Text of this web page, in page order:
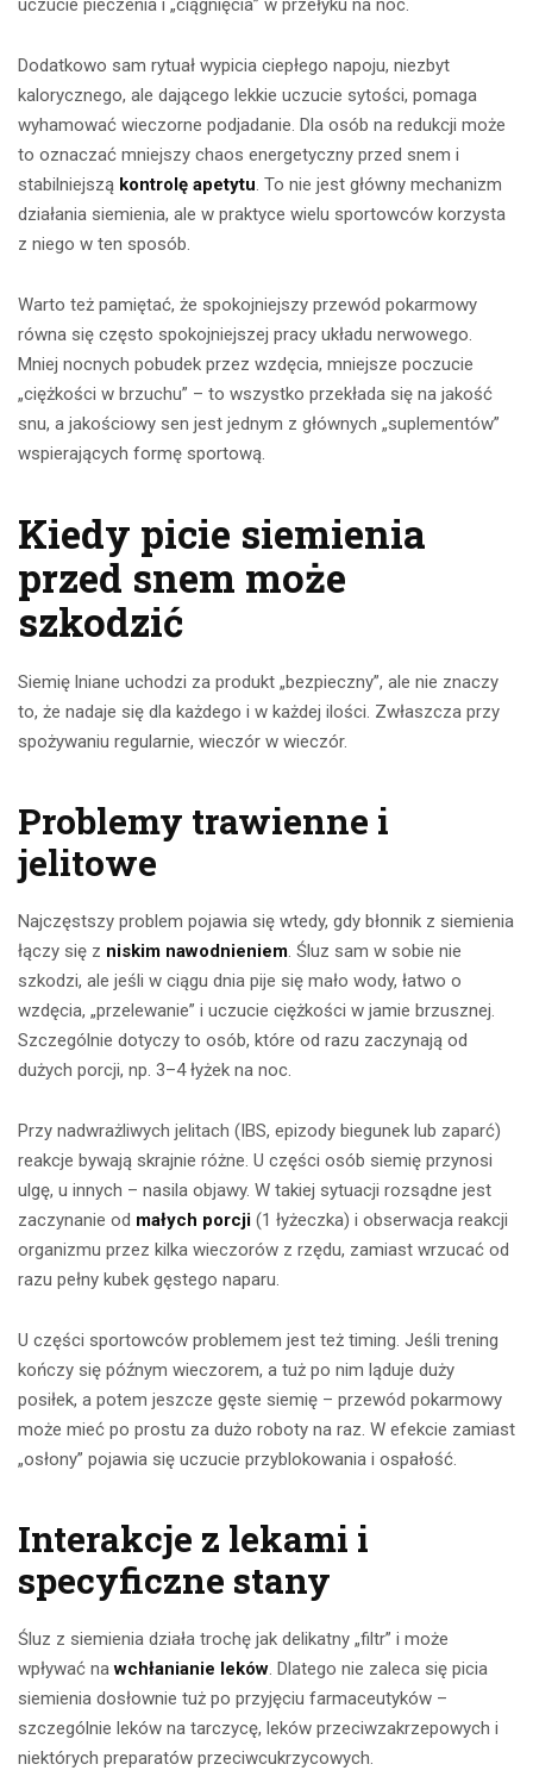
uczucie pieczenia i „ciągnięcia” w przełyku na noc.
Dodatkowo sam rytuał wypicia ciepłego napoju, niezbyt
kalorycznego, ale dającego lekkie uczucie sytości, pomaga
wyhamować wieczorne podjadanie. Dla osób na redukcji może
to oznaczać mniejszy chaos energetyczny przed snem i
stabilniejszą kontrolę apetytu. To nie jest główny mechanizm
działania siemienia, ale w praktyce wielu sportowców korzysta
z niego w ten sposób.
Warto też pamiętać, że spokojniejszy przewód pokarmowy
równa się często spokojniejszej pracy układu nerwowego.
Mniej nocnych pobudek przez wzdęcia, mniejsze poczucie
„ciężkości w brzuchu” – to wszystko przekłada się na jakość
snu, a jakościowy sen jest jednym z głównych „suplementów”
wspierających formę sportową.
Kiedy picie siemienia
przed snem może
szkodzić
Siemię lniane uchodzi za produkt „bezpieczny”, ale nie znaczy
to, że nadaje się dla każdego i w każdej ilości. Zwłaszcza przy
spożywaniu regularnie, wieczór w wieczór.
Problemy trawienne i
jelitowe
Najczęstszy problem pojawia się wtedy, gdy błonnik z siemienia
łączy się z niskim nawodnieniem. Śluz sam w sobie nie
szkodzi, ale jeśli w ciągu dnia pije się mało wody, łatwo o
wzdęcia, „przelewanie” i uczucie ciężkości w jamie brzusznej.
Szczególnie dotyczy to osób, które od razu zaczynają od
dużych porcji, np. 3–4 łyżek na noc.
Przy nadwrażliwych jelitach (IBS, epizody biegunek lub zaparć)
reakcje bywają skrajnie różne. U części osób siemię przynosi
ulgę, u innych – nasila objawy. W takiej sytuacji rozsądne jest
zaczynanie od małych porcji (1 łyżeczka) i obserwacja reakcji
organizmu przez kilka wieczorów z rzędu, zamiast wrzucać od
razu pełny kubek gęstego naparu.
U części sportowców problemem jest też timing. Jeśli trening
kończy się późnym wieczorem, a tuż po nim ląduje duży
posiłek, a potem jeszcze gęste siemię – przewód pokarmowy
może mieć po prostu za dużo roboty na raz. W efekcie zamiast
„osłony” pojawia się uczucie przyblokowania i ospałość.
Interakcje z lekami i
specyficzne stany
Śluz z siemienia działa trochę jak delikatny „filtr” i może
wpływać nawchłanianie leków. Dlatego nie zaleca się picia
siemienia dosłownie tuż po przyjęciu farmaceutyków –
szczególnie leków na tarczycę, leków przeciwzakrzepowych i
niektórych preparatów przeciwcukrzycowych.